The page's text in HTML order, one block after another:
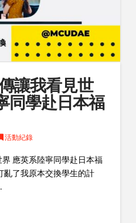
讓我看見世
同學赴日本福
活動紀錄
應英系陸寧同學赴日本福
亂了我原本交換學生的計